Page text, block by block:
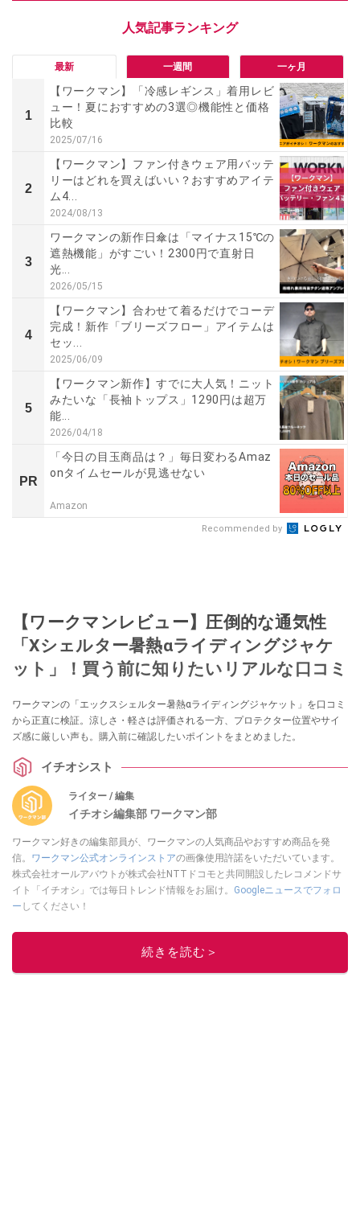
最新 一週間 一ヶ月
1
【ワークマン】「冷感レギンス」着用レビ
ュー！夏におすすめの3選◎機能性と価格
比較
2025/07/16
2
【ワークマン】ファン付きウェア用バッテ
リーはどれを買えばいい？おすすめアイテ
ム4...
2024/08/13
3
ワークマンの新作日傘は「マイナス15℃の
遮熱機能」がすごい！2300円で直射日
光...
2026/05/15
4
【ワークマン】合わせて着るだけでコーデ
完成！新作「ブリーズフロー」アイテムは
セッ...
2025/06/09
5
【ワークマン新作】すでに大人気！ニット
みたいな「長袖トップス」1290円は超万
能...
2026/04/18
PR
「今日の目玉商品は？」毎日変わるAmaz
onタイムセールが見逃せない
Amazon
Recommended by
【ワークマンレビュー】圧倒的な通気性
「Xシェルター暑熱αライディングジャケ
ット」！買う前に知りたいリアルな口コミ
ワークマンの「エックスシェルター暑熱αライディングジャケット」を口コミ
から正直に検証。涼しさ・軽さは評価される一方、プロテクター位置やサイ
ズ感に厳しい声も。購入前に確認したいポイントをまとめました。
イチオシスト
ライター / 編集
イチオシ編集部 ワークマン部
ワークマン好きの編集部員が、ワークマンの人気商品やおすすめ商品を発
信。 ワークマン公式オンラインストアの画像使用許諾をいただいています。
株式会社オールアバウトが株式会社NTTドコモと共同開設したレコメンドサ
イト「イチオシ」では毎日トレンド情報をお届け。 Googleニュースでフォロ
ー してください！
このイチオシストの他の記事を読む
続きを読む＞